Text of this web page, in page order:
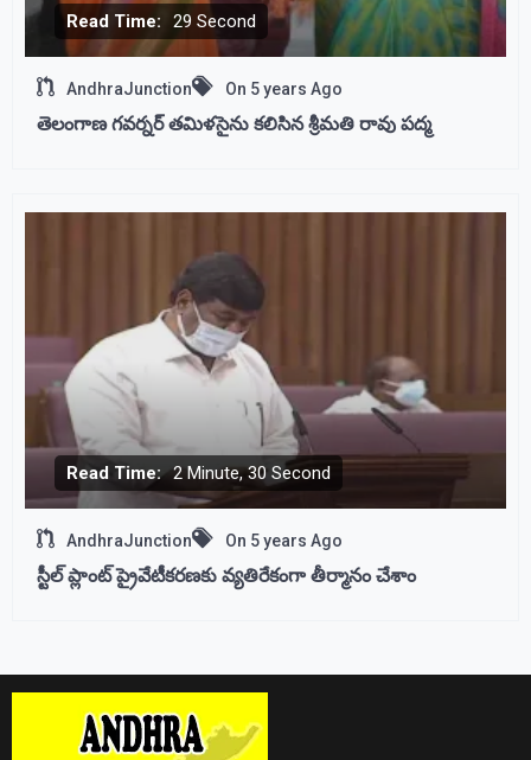
Read Time: 29 Second
AndhraJunction On 5 years Ago
తెలంగాణ గవర్నర్ తమిళసైను కలిసిన శ్రీమతి రావు పద్మ
Read Time: 2 Minute, 30 Second
AndhraJunction On 5 years Ago
స్టీల్ ప్లాంట్ ప్రైవేటీకరణకు వ్యతిరేకంగా తీర్మానం చేశాం